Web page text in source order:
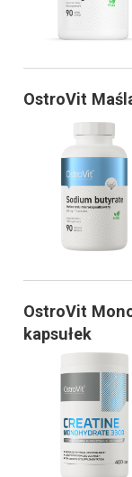
OstroVit
OstroVit
kapsułek